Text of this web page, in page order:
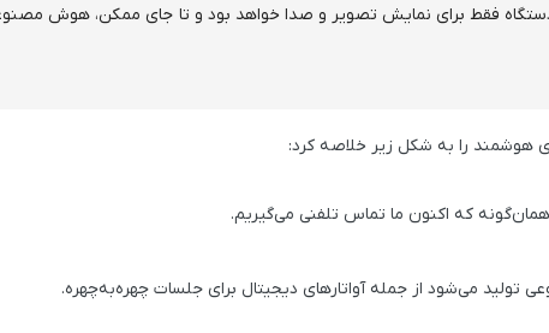
فقط برای نمایش تصویر و صدا خواهد بود و تا جای ممکن، هوش
هوشمند را به شکل زیر خلاصه کرد:
که اکنون ما تماس تلفنی می‌گیریم.
می‌شود از جمله آواتارهای دیجیتال برای جلسات چهره‌به‌چهره.